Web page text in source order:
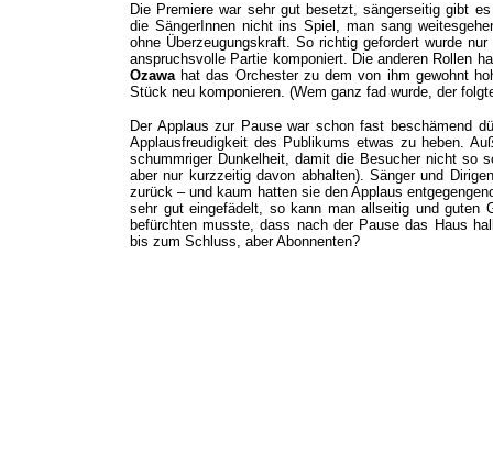
Die Premiere war sehr gut besetzt, sängerseitig gibt
die SängerInnen nicht ins Spiel, man sang
ohne Überzeugungskraft. So richtig gefordert wurde nur
anspruchsvolle Partie komponiert. Die anderen Rollen
Ozawa hat das Orchester zu dem von ihm gewohnt
Stück neu komponieren. (Wem ganz fad wurde, der
Der Applaus zur Pause war schon fast beschämend
Applausfreudigkeit des Publikums etwas zu heben.
schummriger Dunkelheit, damit die Besucher nicht so
aber nur kurzzeitig davon abhalten). Sänger und
zurück – und kaum hatten sie den Applaus
sehr gut eingefädelt, so kann man allseitig und guten
befürchten musste, dass nach der Pause das Haus
bis zum Schluss, aber Abonnenten?